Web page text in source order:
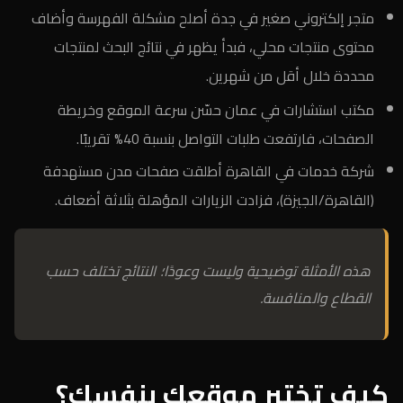
متجر إلكتروني صغير في جدة أصلح مشكلة الفهرسة وأضاف
محتوى منتجات محلي، فبدأ يظهر في نتائج البحث لمنتجات
محددة خلال أقل من شهرين.
مكتب استشارات في عمان حسّن سرعة الموقع وخريطة
الصفحات، فارتفعت طلبات التواصل بنسبة 40% تقريبًا.
شركة خدمات في القاهرة أطلقت صفحات مدن مستهدفة
(القاهرة/الجيزة)، فزادت الزيارات المؤهلة بثلاثة أضعاف.
هذه الأمثلة توضيحية وليست وعودًا؛ النتائج تختلف حسب
القطاع والمنافسة.